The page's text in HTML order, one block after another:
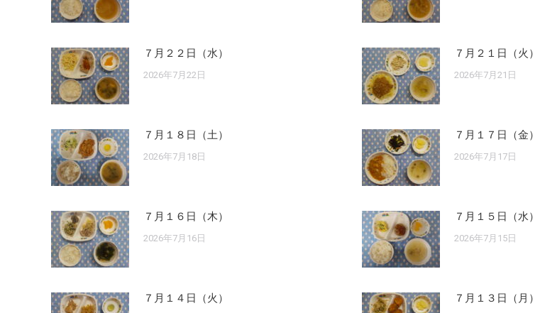
７月２２日（水）
2026年7月22日
７月２１日（火）
2026年7月21日
７月１８日（土）
2026年7月18日
７月１７日（金）
2026年7月17日
７月１６日（木）
2026年7月16日
７月１５日（水）
2026年7月15日
７月１４日（火） ７月１３日（月）